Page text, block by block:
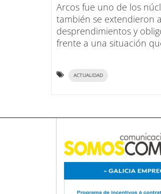
Arcos fue uno de los
también se extendieron
desprendimientos y
frente a una situación
ACTUALIDAD